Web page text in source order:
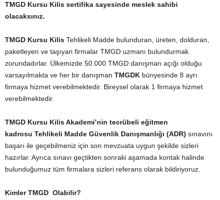
TMGD Kursu Kilis sertifika sayesinde meslek sahibi
olacaksınız.
TMGD Kursu Kilis Tehlikeli Madde bulunduran, üreten, dolduran,
paketleyen ve taşıyan firmalar TMGD uzmanı bulundurmak
zorundadırlar. Ülkemizde 50.000 TMGD danışman açığı olduğu
varsayılmakta ve her bir danışman TMGDK bünyesinde 8 ayrı
firmaya hizmet verebilmektedir. Bireysel olarak 1 firmaya hizmet
verebilmektedir.
TMGD Kursu KilisAkademi’nin tecrübeli eğitmen
kadrosu Tehlikeli Madde Güvenlik Danışmanlığı (ADR) sınavını
başarı ile geçebilmeniz için son mevzuata uygun şekilde sizleri
hazırlar. Ayrıca sınavı geçtikten sonraki aşamada kontak halinde
bulunduğumuz tüm firmalara sizleri referans olarak bildiriyoruz.
Kimler TMGD Olabilir?